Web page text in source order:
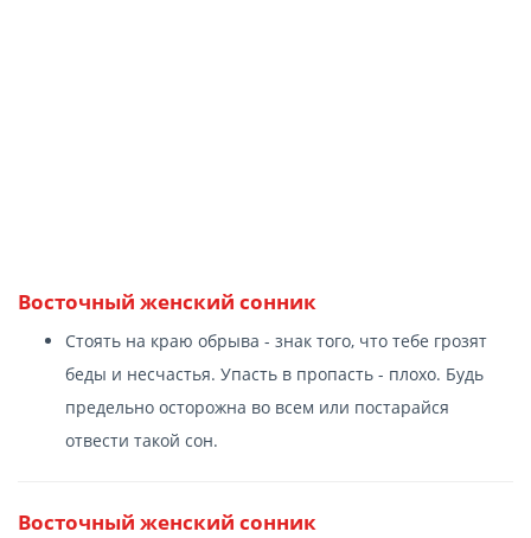
Восточный женский сонник
Стоять на краю обрыва - знак того, что тебе грозят
беды и несчастья. Упасть в пропасть - плохо. Будь
предельно осторожна во всем или постарайся
отвести такой сон.
Восточный женский сонник